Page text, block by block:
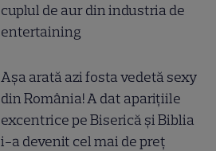
cuplul de aur din industria de
entertaining
Așa arată azi fosta vedetă sexy
din România! A dat aparițiile
excentrice pe Biserică și Biblia
i-a devenit cel mai de preț